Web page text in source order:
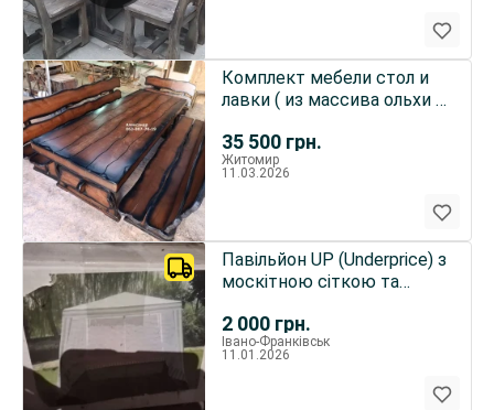
35 500 грн.
Комплект мебели стол и
лавки ( из массива ольхи )
Житомир
11.03.2026
2 000 грн.
Павільйон UP (Underprice) з
москітною сіткою та
Івано-Франківськ
11.01.2026